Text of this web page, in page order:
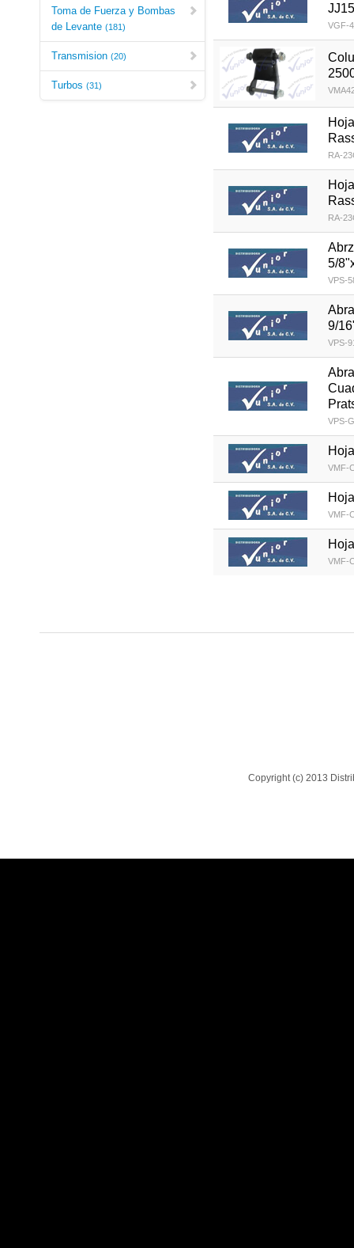
Toma de Fuerza y Bombas
de Levante (181)
Transmision (20)
Turbos (31)
VGF-
RA-
RA-
5/
VPS-
9/
VPS-
VPS-
VMF-
VMF-
VMF-
Copyright (c) 2013